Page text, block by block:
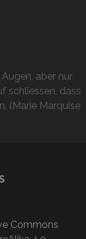
aber nur
schliessen, dass
(Marie Marquise
Commons